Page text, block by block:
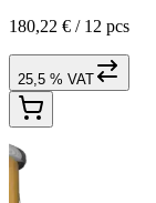
180,22 € / 12 pcs
25,5 % VAT